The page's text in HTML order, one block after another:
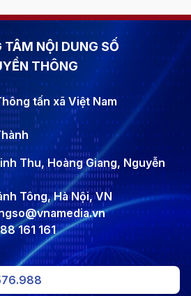
TÂM NỘI DUNG SỐ
THÔNG
tấn xã Việt Nam
Thu, Hoàng Giang, Nguyễn
Tông, Hà Nội, VN
161 161